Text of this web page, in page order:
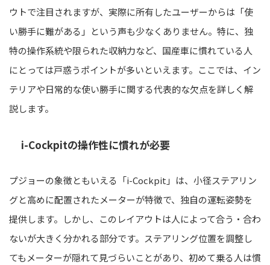
ウトで注目されますが、実際に所有したユーザーからは「使
い勝手に難がある」という声も少なくありません。特に、独
特の操作系統や限られた収納力など、国産車に慣れている人
にとっては戸惑うポイントが多いといえます。ここでは、イン
テリアや日常的な使い勝手に関する代表的な欠点を詳しく解
説します。
i-Cockpitの操作性に慣れが必要
プジョーの象徴ともいえる「i-Cockpit」は、小径ステアリン
グと高めに配置されたメーターが特徴で、独自の運転姿勢を
提供します。しかし、このレイアウトは人によって合う・合わ
ないが大きく分かれる部分です。ステアリング位置を調整し
てもメーターが隠れて見づらいことがあり、初めて乗る人は慣